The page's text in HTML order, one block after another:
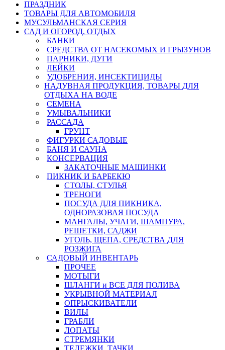
ПРАЗДНИК
ТОВАРЫ ДЛЯ АВТОМОБИЛЯ
МУСУЛЬМАНСКАЯ СЕРИЯ
САД И ОГОРОД, ОТДЫХ
БАНКИ
СРЕДСТВА ОТ НАСЕКОМЫХ И ГРЫЗУНОВ
ПАРНИКИ, ДУГИ
ЛЕЙКИ
УДОБРЕНИЯ, ИНСЕКТИЦИДЫ
НАДУВНАЯ ПРОДУКЦИЯ, ТОВАРЫ ДЛЯ
ОТДЫХА НА ВОДЕ
СЕМЕНА
УМЫВАЛЬНИКИ
РАССАДА
ГРУНТ
ФИГУРКИ САДОВЫЕ
БАНЯ И САУНА
КОНСЕРВАЦИЯ
ЗАКАТОЧНЫЕ МАШИНКИ
ПИКНИК И БАРБЕКЮ
СТОЛЫ, СТУЛЬЯ
ТРЕНОГИ
ПОСУДА ДЛЯ ПИКНИКА,
ОДНОРАЗОВАЯ ПОСУДА
МАНГАЛЫ, УЧАГИ, ШАМПУРА,
РЕШЕТКИ, САДЖИ
УГОЛЬ, ЩЕПА, СРЕДСТВА ДЛЯ
РОЗЖИГА
САДОВЫЙ ИНВЕНТАРЬ
ПРОЧЕЕ
МОТЫГИ
ШЛАНГИ и ВСЕ ДЛЯ ПОЛИВА
УКРЫВНОЙ МАТЕРИАЛ
ОПРЫСКИВАТЕЛИ
ВИЛЫ
ГРАБЛИ
ЛОПАТЫ
СТРЕМЯНКИ
ТЕЛЕЖКИ, ТАЧКИ